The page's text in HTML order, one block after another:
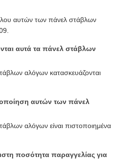
αυτών των πάνελ στάβλων
αυτά τα πάνελ στάβλων
αλόγων κατασκευάζονται
αυτών των πάνελ
αλόγων είναι πιστοποιημένα
ποσότητα παραγγελίας για